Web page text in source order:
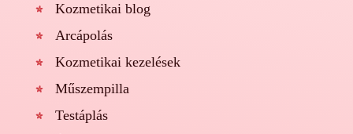
Kozmetikai blog
Arcápolás
Kozmetikai kezelések
Műszempilla
Testáplás